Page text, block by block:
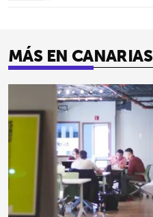
MÁS EN CANARIAS